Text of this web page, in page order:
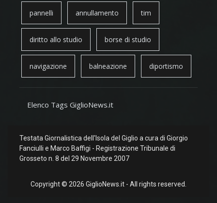
pannelli annullamento tim
diritto allo studio borse di studio
navigazione balneazione diportismo
Elenco Tags GiglioNews.it
Testata Giornalistica dell'Isola del Giglio a cura di Giorgio
Fanciulli e Marco Baffigi - Registrazione Tribunale di
Grosseto n. 8 del 29 Novembre 2007
Copyright © 2026 GiglioNews.it - All rights reserved.